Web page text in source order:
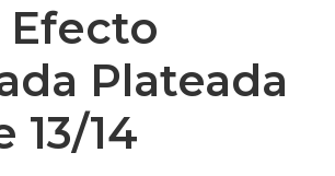
Efecto
Plateada
13/14